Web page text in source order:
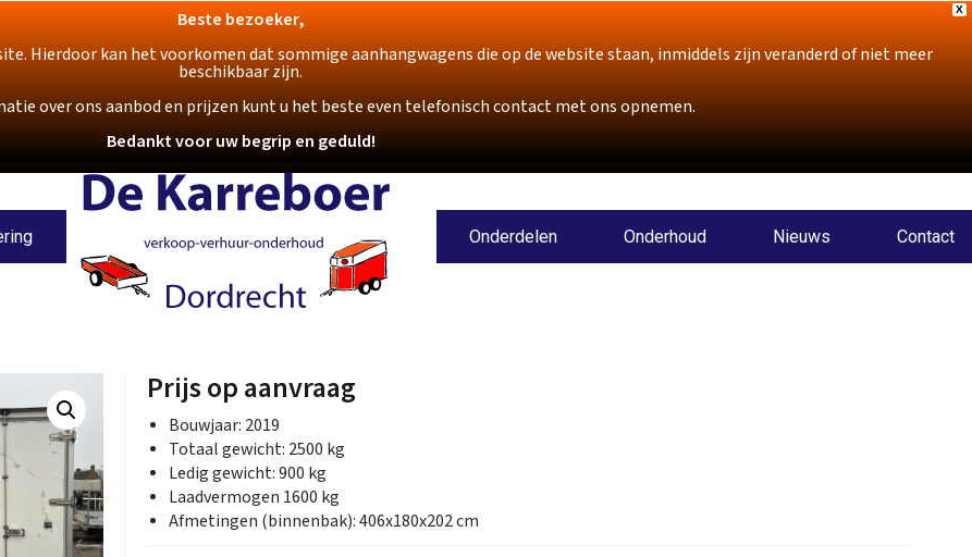
X
Beste bezoeker,
Hierdoor kan het voorkomen dat sommige aanhangwagens die op de website staan, inmiddels zijn veranderd of niet meer
beschikbaar zijn.
over ons aanbod en prijzen kunt u het beste even telefonisch contact met ons opnemen.
Bedankt voor uw begrip en geduld!
Onderdelen Onderhoud Nieuws Contact
Prijs op aanvraag
Bouwjaar: 2019
Totaal gewicht: 2500 kg
Ledig gewicht: 900 kg
Laadvermogen 1600 kg
Afmetingen (binnenbak): 406x180x202 cm